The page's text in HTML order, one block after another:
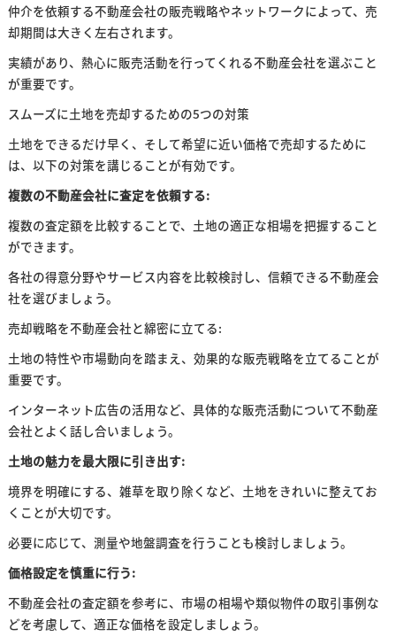
仲介を依頼する不動産会社の販売戦略やネットワークによって、売
却期間は大きく左右されます。
実績があり、熱心に販売活動を行ってくれる不動産会社を選ぶこと
が重要です。
スムーズに土地を売却するための5つの対策
土地をできるだけ早く、そして希望に近い価格で売却するために
は、以下の対策を講じることが有効です。
複数の不動産会社に査定を依頼する:
複数の査定額を比較することで、土地の適正な相場を把握すること
ができます。
各社の得意分野やサービス内容を比較検討し、信頼できる不動産会
社を選びましょう。
売却戦略を不動産会社と綿密に立てる:
土地の特性や市場動向を踏まえ、効果的な販売戦略を立てることが
重要です。
インターネット広告の活用など、具体的な販売活動について不動産
会社とよく話し合いましょう。
土地の魅力を最大限に引き出す:
境界を明確にする、雑草を取り除くなど、土地をきれいに整えてお
くことが大切です。
必要に応じて、測量や地盤調査を行うことも検討しましょう。
価格設定を慎重に行う:
不動産会社の査定額を参考に、市場の相場や類似物件の取引事例な
どを考慮して、適正な価格を設定しましょう。